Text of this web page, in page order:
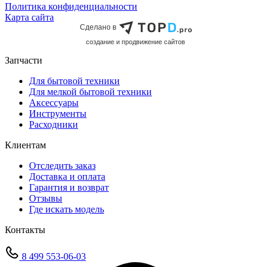
Политика конфиденциальности
Карта сайта
Сделано в
cоздание и продвижение сайтов
Запчасти
Для бытовой техники
Для мелкой бытовой техники
Аксессуары
Инструменты
Расходники
Клиентам
Отследить заказ
Доставка и оплата
Гарантия и возврат
Отзывы
Где искать модель
Контакты
8 499 553-06-03